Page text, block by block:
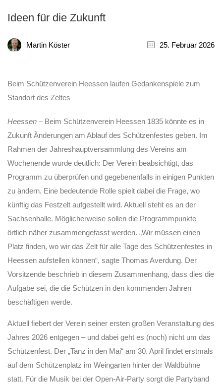
Ideen für die Zukunft
Martin Köster 25. Februar 2026
Beim Schützenverein Heessen laufen Gedankenspiele zum
Standort des Zeltes
Heessen – Beim Schützenverein Heessen 1835 könnte es in
Zukunft Änderungen am Ablauf des Schützenfestes geben. Im
Rahmen der Jahreshauptversammlung des Vereins am
Wochenende wurde deutlich: Der Verein beabsichtigt, das
Programm zu überprüfen und gegebenenfalls in einigen Punkten
zu ändern. Eine bedeutende Rolle spielt dabei die Frage, wo
künftig das Festzelt aufgestellt wird. Aktuell steht es an der
Sachsenhalle. Möglicherweise sollen die Programmpunkte
örtlich näher zusammengefasst werden. „Wir müssen einen
Platz finden, wo wir das Zelt für alle Tage des Schützenfestes in
Heessen aufstellen können“, sagte Thomas Averdung. Der
Vorsitzende beschrieb in diesem Zusammenhang, dass dies die
Aufgabe sei, die die Schützen in den kommenden Jahren
beschäftigen werde.
Aktuell fiebert der Verein seiner ersten großen Veranstaltung des
Jahres 2026 entgegen – und dabei geht es (noch) nicht um das
Schützenfest. Der „Tanz in den Mai“ am 30. April findet erstmals
auf dem Schützenplatz im Weingarten hinter der Waldbühne
statt. Für die Musik bei der Open-Air-Party sorgt die Partyband